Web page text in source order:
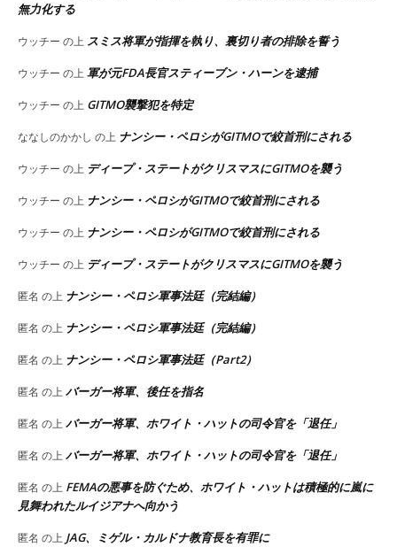
無力化する
ウッチー の上 スミス将軍が指揮を執り、裏切り者の排除を誓う
ウッチー の上 軍が元FDA長官スティーブン・ハーンを逮捕
ウッチー の上 GITMO襲撃犯を特定
ななしのかかし の上 ナンシー・ペロシがGITMOで絞首刑にされる
ウッチー の上 ディープ・ステートがクリスマスにGITMOを襲う
ウッチー の上 ナンシー・ペロシがGITMOで絞首刑にされる
ウッチー の上 ナンシー・ペロシがGITMOで絞首刑にされる
ウッチー の上 ディープ・ステートがクリスマスにGITMOを襲う
匿名 の上 ナンシー・ペロシ軍事法廷（完結編）
匿名 の上 ナンシー・ペロシ軍事法廷（完結編）
匿名 の上 ナンシー・ペロシ軍事法廷（Part2）
匿名 の上 バーガー将軍、後任を指名
匿名 の上 バーガー将軍、ホワイト・ハットの司令官を「退任」
匿名 の上 バーガー将軍、ホワイト・ハットの司令官を「退任」
匿名 の上 FEMAの悪事を防ぐため、ホワイト・ハットは積極的に嵐に
見舞われたルイジアナへ向かう
匿名 の上 JAG、ミゲル・カルドナ教育長を有罪に